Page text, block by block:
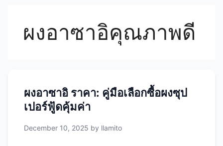
ผงอาซาอิคุณภาพดี
ผงอาซาอิ ราคา: คู่มือเลือกซื้อผงซุป
เปอร์ฟู้ดคุ้มค่า
December 10, 2025 by llamito